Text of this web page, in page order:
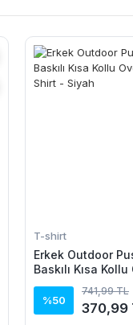
T-shirt
Erkek Outdoor
Baskılı Kısa
T-Shirt - Siyah
%50
741,99 TL
370,99